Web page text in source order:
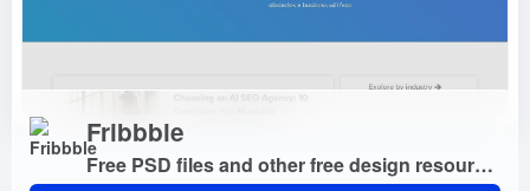
Fribbble
Free PSD files and other free design resources by Dribbblers.